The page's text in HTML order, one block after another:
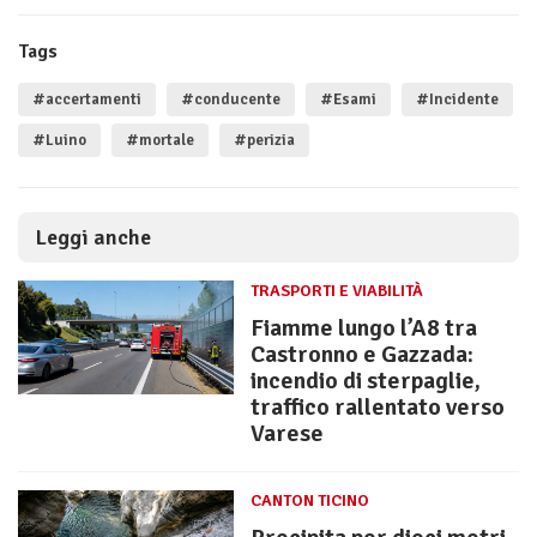
Tags
#accertamenti #conducente #Esami #Incidente
#Luino #mortale #perizia
Leggi anche
TRASPORTI E VIABILITÀ
Fiamme lungo l’A8 tra
Castronno e Gazzada:
incendio di sterpaglie,
traffico rallentato verso
Varese
CANTON TICINO